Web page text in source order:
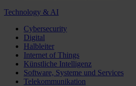
Technology & AI
Cybersecurity
Digital
Halbleiter
Internet of Things
Künstliche Intelligenz
Software, Systeme und Services
Telekommunikation